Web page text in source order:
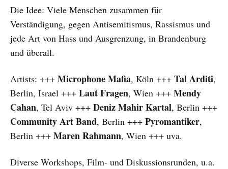
Die Idee: Viele Menschen zusammen für
Verständigung, gegen Antisemitismus, Rassismus und
jede Art von Hass und Ausgrenzung, in Brandenburg
und überall.
Artists: +++ Microphone Mafia, Köln +++ Tal Arditi,
Berlin, Israel +++ Laut Fragen, Wien +++ Mendy
Cahan, Tel Aviv +++ Deniz Mahir Kartal, Berlin +++
Community Art Band, Berlin +++ Pyromantiker,
Berlin +++ Maren Rahmann, Wien +++ uva.
Diverse Workshops, Film- und Diskussionsrunden, u.a.